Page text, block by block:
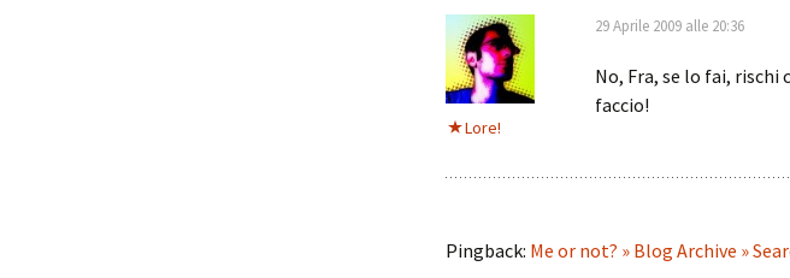
Lore!
29 Aprile 2009 alle 20:36
No, Fra, se lo fai, rischi
faccio!
Pingback: Me or not? » Blog Archive »